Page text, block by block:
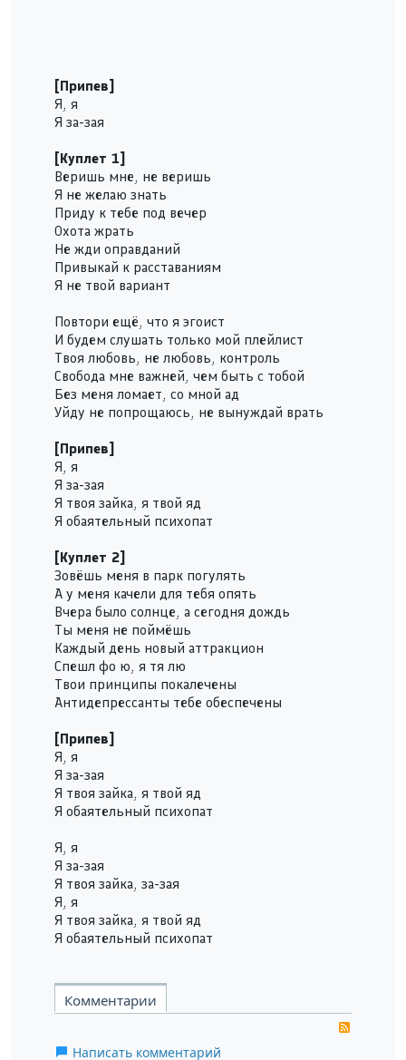
[Припев]
Я, я
Я за-зая
[Куплет 1]
Веришь мне, не веришь
Я не желаю знать
Приду к тебе под вечер
Охота жрать
Не жди оправданий
Привыкай к расставаниям
Я не твой вариант
Повтори ещё, что я эгоист
И будем слушать только мой плейлист
Твоя любовь, не любовь, контроль
Свобода мне важней, чем быть с тобой
Без меня ломает, со мной ад
Уйду не попрощаюсь, не вынуждай врать
[Припев]
Я, я
Я за-зая
Я твоя зайка, я твой яд
Я обаятельный психопат
[Куплет 2]
Зовёшь меня в парк погулять
А у меня качели для тебя опять
Вчера было солнце, а сегодня дождь
Ты меня не поймёшь
Каждый день новый аттракцион
Спешл фо ю, я тя лю
Твои принципы покалечены
Антидепрессанты тебе обеспечены
[Припев]
Я, я
Я за-зая
Я твоя зайка, я твой яд
Я обаятельный психопат
Я, я
Я за-зая
Я твоя зайка, за-зая
Я, я
Я твоя зайка, я твой яд
Я обаятельный психопат
Комментарии
Написать комментарий